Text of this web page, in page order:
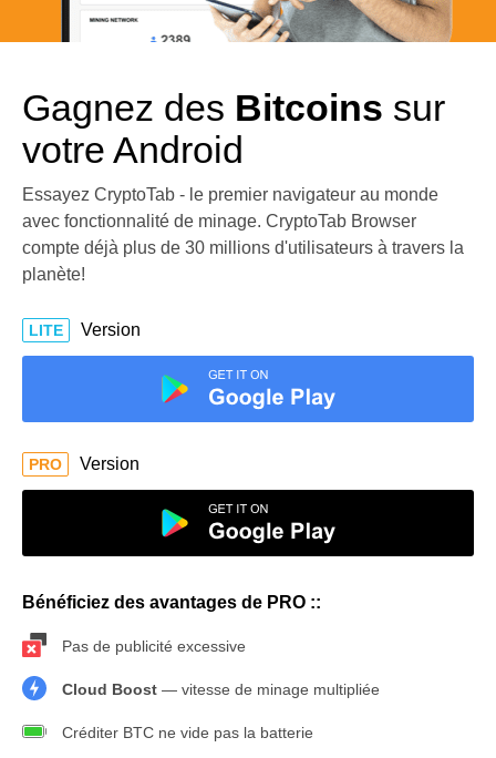
Gagnez des Bitcoins sur
votre Android
Essayez CryptoTab - le premier navigateur au monde
avec fonctionnalité de minage. CryptoTab Browser
compte déjà plus de 30 millions d'utilisateurs à travers la
planète!
LITE Version
PRO Version
Bénéficiez des avantages de PRO ::
Pas de publicité excessive
Cloud Boost — vitesse de minage multipliée
Créditer BTC ne vide pas la batterie